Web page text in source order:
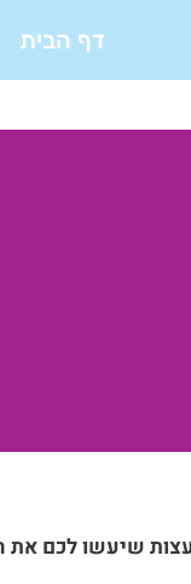
דף הבית